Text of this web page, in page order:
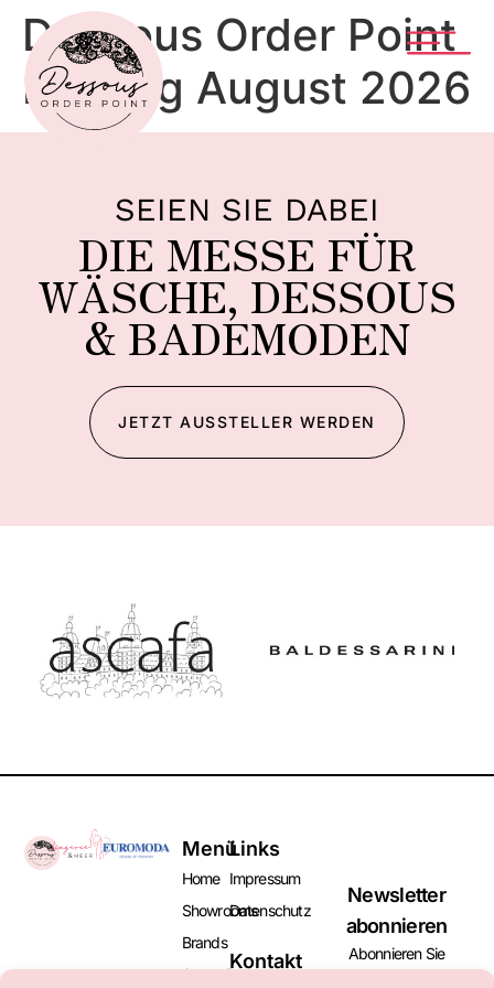
Dessous Order Point
Katalog August 2026
SEIEN SIE DABEI
DIE MESSE FÜR
WÄSCHE, DESSOUS
& BADEMODEN
JETZT AUSSTELLER WERDEN
Menü
Home
Showrooms
Brands
Aussteller
Links
Impressum
Datenschutz
Kontakt
Newsletter
abonnieren
Abonnieren Sie